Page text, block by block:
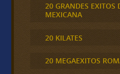
20 GRANDES EXITOS
MEXICANA
20 KILATES
20 MEGAEXITOS